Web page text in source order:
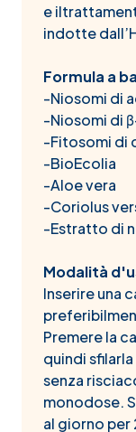
e
indotte
Formula a
-Niosomi di
-Niosomi di
-Fitosomi di
-BioEcolia
-Aloe vera
-Coriolus
-Estratto di
Modalità
Inserire una
Premere la
quindi
senza
monodose.
al giorno per